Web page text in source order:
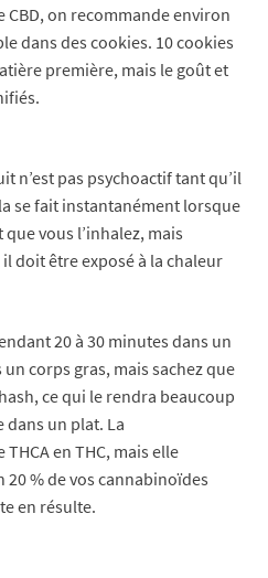
CBD, on recommande environ
dans des cookies. 10 cookies
première, mais le goût et
n’est pas psychoactif tant qu’il
se fait instantanément lorsque
vous l’inhalez, mais
doit être exposé à la chaleur
20 à 30 minutes dans un
corps gras, mais sachez que
ce qui le rendra beaucoup
un plat. La
en THC, mais elle
% de vos cannabinoïdes
en résulte.